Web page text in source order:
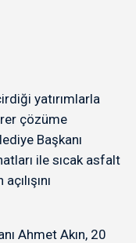
yatırımlarla
çözüme
Başkanı
ile sıcak asfalt
Ahmet Akın, 20